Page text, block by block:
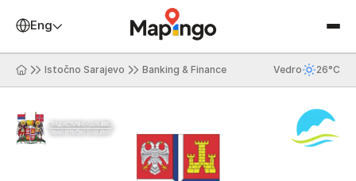
English
Istočno Sarajevo Banking & Finance Vedro 26°C